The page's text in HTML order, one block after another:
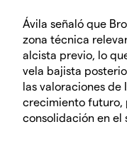
Ávila señaló que
zona técnica
alcista previo, lo
vela bajista
las valoraciones de
crecimiento futuro,
consolidación en